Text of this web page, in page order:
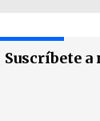
Suscríbete